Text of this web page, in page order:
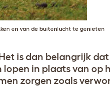
en van de buitenlucht te genieten
is dan belangrijk
in plaats van op
zorgen zoals